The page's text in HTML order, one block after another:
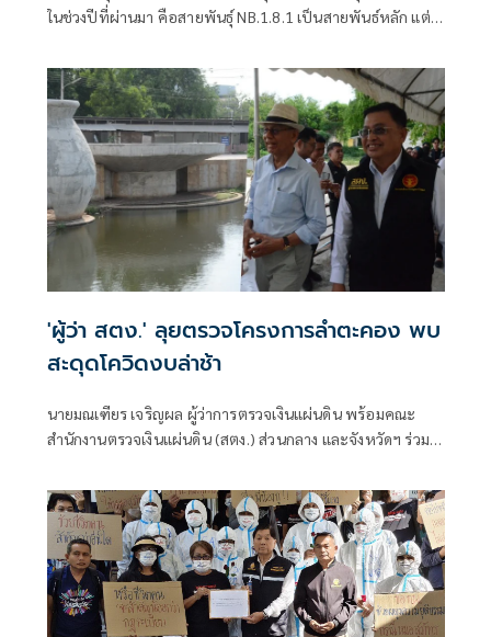
ในช่วงปีที่ผ่านมา คือสายพันธุ์ NB.1.8.1 เป็นสายพันธ์หลัก แต่
หรือโรครุนแรงมากขึ้น
'ผู้ว่า สตง.' ลุยตรวจโครงการลำตะคอง พบ
สะดุดโควิดงบล่าช้า
นายมณเฑียร เจริญผล ผู้ว่าการตรวจเงินแผ่นดิน พร้อมคณะ
สำนักงานตรวจเงินแผ่นดิน (สตง.) ส่วนกลาง และจังหวัดฯ ร่วม
ภูมิทัศน์ลำตะคอง